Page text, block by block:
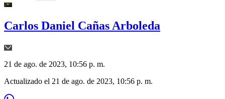
Carlos Daniel Cañas Arboleda
21 de ago. de 2023, 10:56 p. m.
Actualizado el 21 de ago. de 2023, 10:56 p. m.